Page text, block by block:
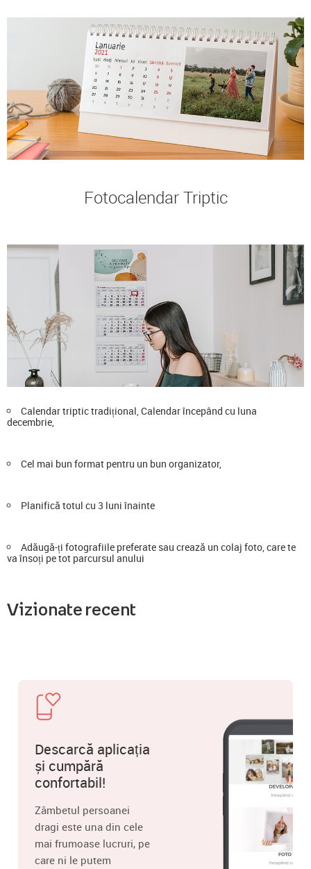
Fotocalendar Triptic
Calendar triptic tradițional, Calendar începând cu luna
decembrie,
Cel mai bun format pentru un bun organizator,
Planifică totul cu 3 luni înainte
Adăugă-ți fotografiile preferate sau crează un colaj foto, care te
va însoți pe tot parcursul anului
Vizionate recent
Descarcă aplicația
și cumpără
confortabil!
Zâmbetul persoanei
dragi este una din cele
mai frumoase lucruri, pe
care ni le putem